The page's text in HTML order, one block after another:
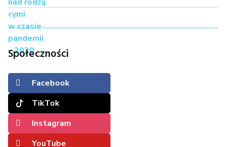
Społeczności
Facebook
TikTok
Instagram
YouTube